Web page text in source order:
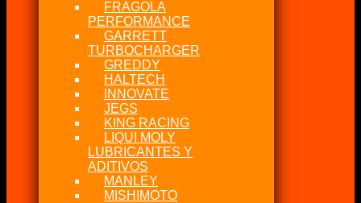
FRAGOLA
PERFORMANCE
GARRETT
TURBOCHARGER
GREDDY
HALTECH
INNOVATE
JEGS
KING RACING
LIQUI MOLY
LUBRICANTES Y
ADITIVOS
MANLEY
MISHIMOTO